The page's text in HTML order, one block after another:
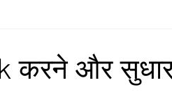
करने और